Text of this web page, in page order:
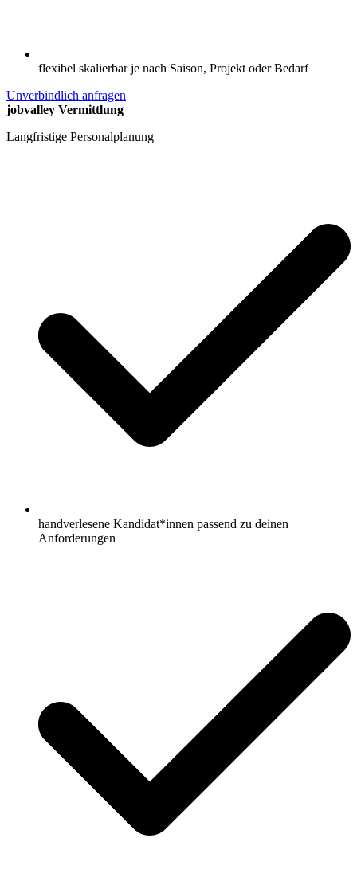
flexibel skalierbar je nach Saison, Projekt oder Bedarf
Unverbindlich anfragen
jobvalley Vermittlung
Langfristige Personalplanung
handverlesene Kandidat*innen passend zu deinen
Anforderungen